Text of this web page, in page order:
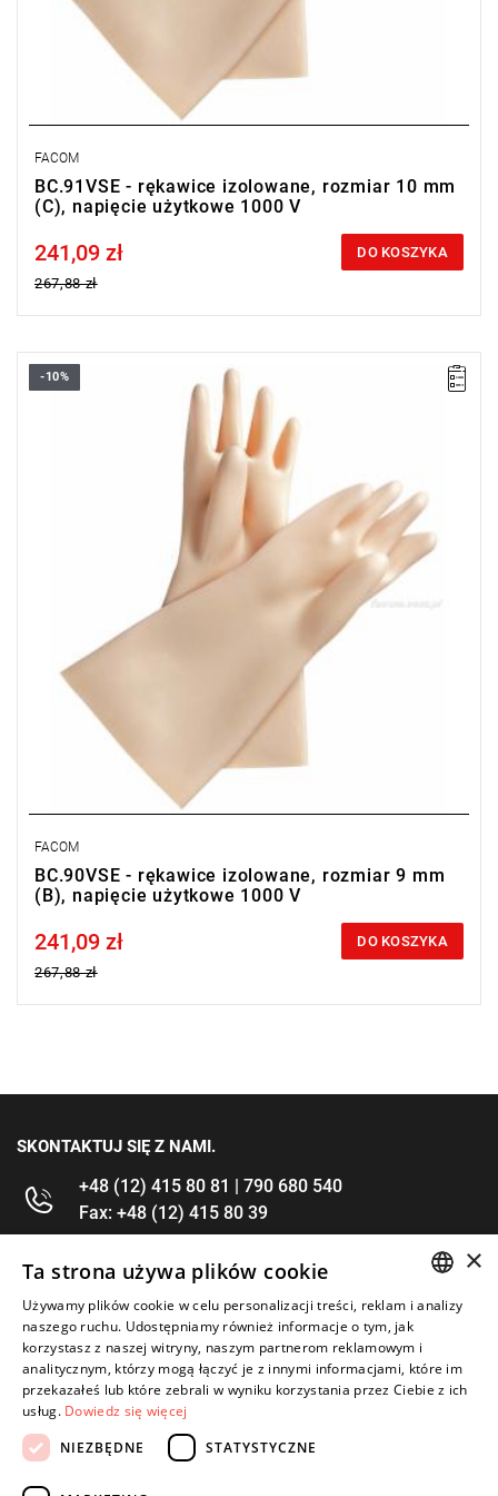
FACOM
BC.91VSE - rękawice izolowane, rozmiar 10 mm
(C), napięcie użytkowe 1000 V
Price tax included
241,09 zł
267,88 zł
DO KOSZYKA
• Rozmiar: 9 mm (B)
• Napięcie użytkowe: 1000 V
-10%
FACOM
BC.90VSE - rękawice izolowane, rozmiar 9 mm
(B), napięcie użytkowe 1000 V
Price tax included
241,09 zł
267,88 zł
DO KOSZYKA
SKONTAKTUJ SIĘ Z NAMI.
+48 (12) 415 80 81 | 790 680 540
Fax: +48 (12) 415 80 39
kontakt@im-narzedzia.pl
INFORMACJE
OFERTA
MOJE KONTO
OBSERWUJ NAS
ENGLISH
×
Ta strona używa plików cookie
Używamy plików cookie w celu personalizacji treści, reklam i analizy
naszego ruchu. Udostępniamy również informacje o tym, jak
korzystasz z naszej witryny, naszym partnerom reklamowym i
analitycznym, którzy mogą łączyć je z innymi informacjami, które im
przekazałeś lub które zebrali w wyniku korzystania przez Ciebie z ich
usług. Dowiedz się więcej
NIEZBĘDNE
STATYSTYCZNE